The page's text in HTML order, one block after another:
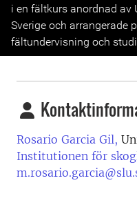
i en fältkurs anordnad av
Sverige och arrangerade
fältundervisning och
Rosario Garcia Gil,
Institutionen för